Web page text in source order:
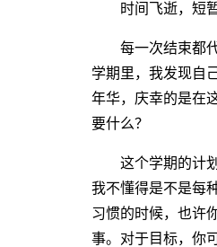
时间飞逝，短暂
每一次结束都代
学期里，我发现自
年华，庆幸的是在
要什么？
这个学期的计划
我不懂得是不是每
习惯的时候，也许
事。对于目标，你